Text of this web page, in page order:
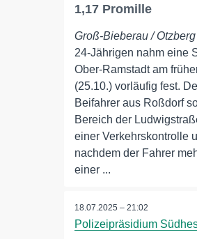
1,17 Promille
Groß-Bieberau /
24-Jährigen nahm eine
Ober-Ramstadt am
(25.10.) vorläufig fest.
Beifahrer aus Roßdorf
Bereich der
einer Verkehrskontrolle
nachdem der Fahrer
einer ...
18.07.2025 – 21:02
Polizeipräsidium